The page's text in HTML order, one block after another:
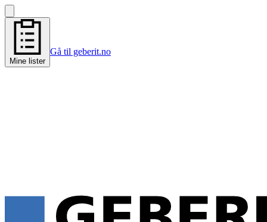
Mine lister
Gå til geberit.no